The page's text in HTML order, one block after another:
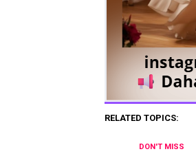
RELATED TOPICS:
DON'T MISS